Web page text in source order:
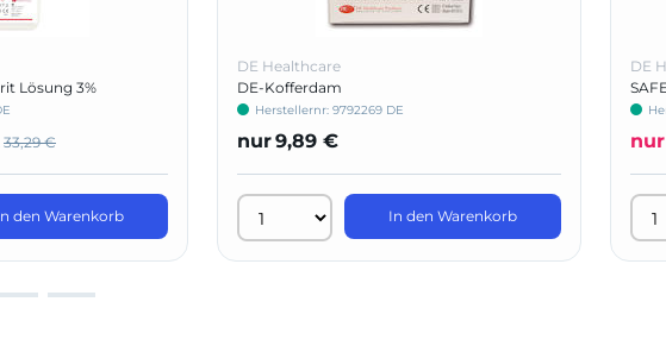
Lösung 3%
33,29 €
den Warenkorb
DE Healthcare
DE-Kofferdam
Herstellernr: 9792269 DE
nur9,89 €
In den Warenkorb
DE
nur